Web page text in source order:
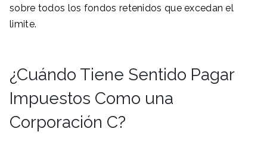
sobre todos los fondos retenidos que excedan el
limite.
¿Cuándo Tiene Sentido Pagar
Impuestos Como una
Corporación C?